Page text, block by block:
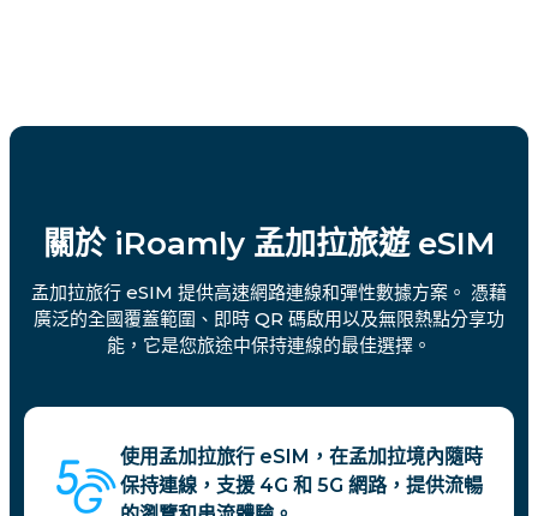
關於 iRoamly 孟加拉旅遊 eSIM
孟加拉旅行 eSIM 提供高速網路連線和彈性數據方案。 憑藉
廣泛的全國覆蓋範圍、即時 QR 碼啟用以及無限熱點分享功
能，它是您旅途中保持連線的最佳選擇。
使用孟加拉旅行 eSIM，在孟加拉境內隨時
保持連線，支援 4G 和 5G 網路，提供流暢